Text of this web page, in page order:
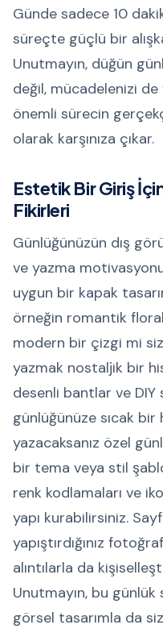
Günde sadece 10
süreçte güçlü bir
Unutmayın, düğün
değil, mücadelenizi de
önemli sürecin
olarak karşınıza çıkar.
Estetik Bir Giriş
Fikirleri
Günlüğünüzün dış
ve yazma
uygun bir kapak
örneğin romantik
modern bir çizgi mi sizi
yazmak nostaljik bir
desenli bantlar ve DIY
günlüğünüze sıcak
yazacaksanız özel
bir tema veya stil
renk kodlamaları ve
yapı kurabilirsiniz.
yapıştırdığınız
alıntılarla da
Unutmayın, bu günlük
görsel tasarımla da